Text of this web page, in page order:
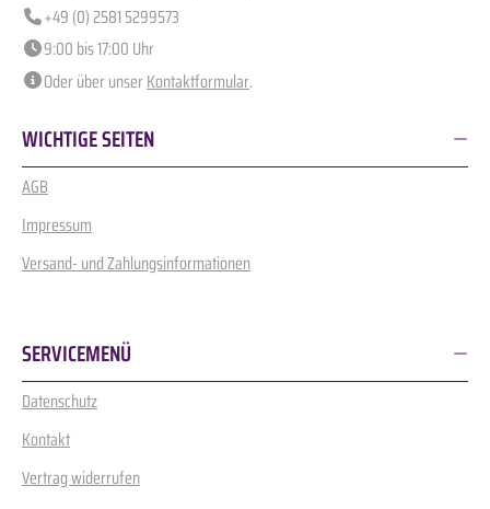
+49 (0) 2581 5299573
9:00 bis 17:00 Uhr
Oder über unserKontaktformular.
WICHTIGE SEITEN
AGB
Impressum
Versand- und Zahlungsinformationen
SERVICEMENÜ
Datenschutz
Kontakt
Vertrag widerrufen